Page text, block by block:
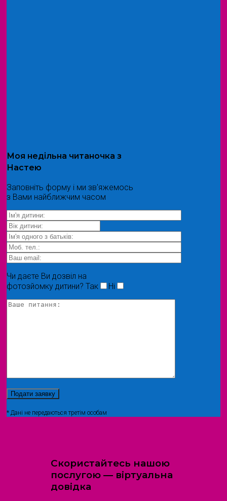
Моя недільна читаночка з
Настею
Заповніть форму і ми зв'яжемось
з Вами найближчим часом
Чи даєте Ви дозвіл на
фотозйомку дитини? Так Ні
* Дані не передаються третім особам
Скористайтесь нашою
послугою — віртуальна
довідка